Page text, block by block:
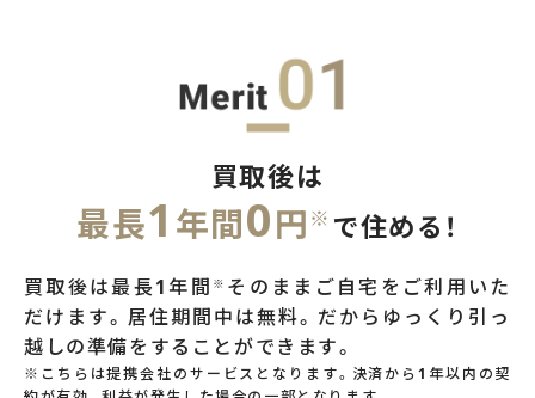
買取後は
最長1 年間0円 ※ で住める！
買取後は最長1年間 ※ そのままご自宅をご利用いた
だけます。 居住期間中は無料。だからゆっくり引っ
越しの準備をすることができます。
※こちらは提携会社のサービスとなります。決済から1年以内の契